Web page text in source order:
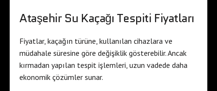
Ataşehir Su Kaçağı Tespiti Fiyatları
Fiyatlar, kaçağın türüne, kullanılan cihazlara ve
müdahale süresine göre değişiklik gösterebilir. Ancak
kırmadan yapılan tespit işlemleri, uzun vadede daha
ekonomik çözümler sunar.